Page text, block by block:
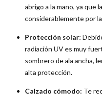
abrigo a la mano, ya que
considerablemente por
Protección solar:
radiación UV es muy
sombrero de ala ancha,
alta protección.
Calzado cómodo: Te